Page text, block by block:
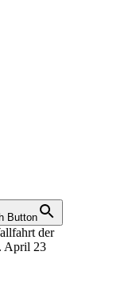
Button
der
April 23